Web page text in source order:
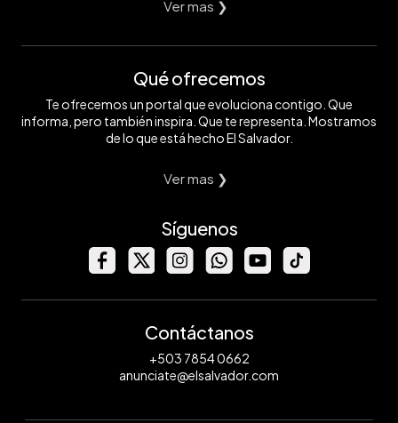
Ver mas ❯
Qué ofrecemos
Te ofrecemos un portal que evoluciona contigo. Que
informa, pero también inspira. Que te representa. Mostramos
de lo que está hecho El Salvador.
Ver mas ❯
Síguenos
Contáctanos
+503 7854 0662
anunciate@elsalvador.com